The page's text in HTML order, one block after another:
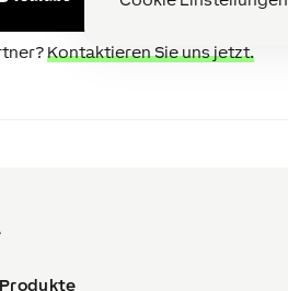
Kontaktieren Sie uns jetzt.
Produkte